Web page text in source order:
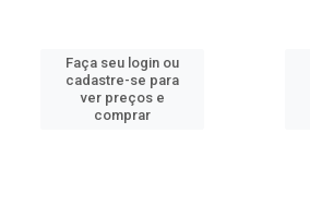
Faça seu login ou
cadastre-se para
ver preços e
comprar